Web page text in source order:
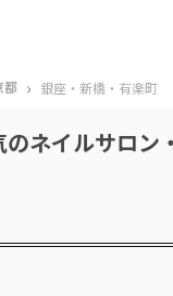
都 › 銀座・新橋・有楽町
ネイルサロン